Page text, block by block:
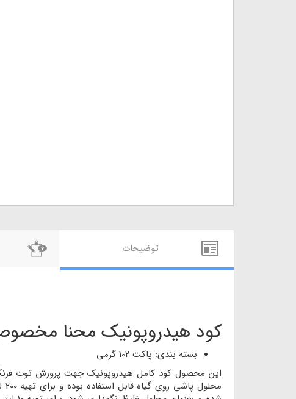
توضيحات
کود هیدروپونیک محنا
بسته بندی: پاکت 102 گرمی
این محصول کود کامل هیدروپونیک جهت پرورش توت